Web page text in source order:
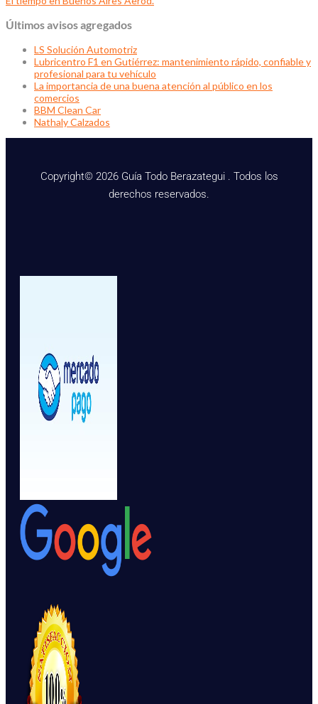
Últimos avisos agregados
LS Solución Automotriz
Lubricentro F1 en Gutiérrez: mantenimiento rápido, confiable y
profesional para tu vehículo
La importancia de una buena atención al público en los
comercios
BBM Clean Car
Nathaly Calzados
Copyright© 2026 Guía Todo Berazategui . Todos los
derechos reservados.